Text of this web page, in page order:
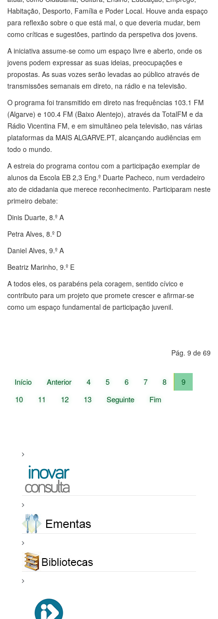
Habitação, Desporto, Família e Poder Local. Houve anda espaço
para reflexão sobre o que está mal, o que deveria mudar, bem
como críticas e sugestões, partindo da perspetiva dos jovens.
A iniciativa assume-se como um espaço livre e aberto, onde os
jovens podem expressar as suas ideias, preocupações e
propostas. As suas vozes serão levadas ao público através de
transmissões semanais em direto, na rádio e na televisão.
O programa foi transmitido em direto nas frequências 103.1 FM
(Algarve) e 100.4 FM (Baixo Alentejo), através da TotalFM e da
Rádio Vicentina FM, e em simultâneo pela televisão, nas várias
plataformas da MAIS ALGARVE.PT, alcançando audiências em
todo o mundo.
A estreia do programa contou com a participação exemplar de
alunos da Escola EB 2,3 Eng.º Duarte Pacheco, num verdadeiro
ato de cidadania que merece reconhecimento. Participaram neste
primeiro debate:
Dinis Duarte, 8.º A
Petra Alves, 8.º D
Daniel Alves, 9.º A
Beatriz Marinho, 9.º E
A todos eles, os parabéns pela coragem, sentido cívico e
contributo para um projeto que promete crescer e afirmar-se
como um espaço fundamental de participação juvenil.
Pág. 9 de 69
Início Anterior 4 5 6 7 8
9
10
11 12 13 Seguinte Fim